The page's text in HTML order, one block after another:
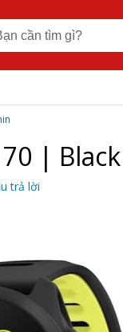
|
trả lời